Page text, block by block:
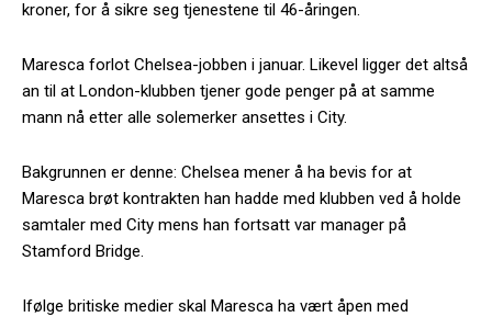
kroner, for å sikre seg tjenestene til 46-åringen.
Maresca forlot Chelsea-jobben i januar. Likevel ligger det altså
an til at London-klubben tjener gode penger på at samme
mann nå etter alle solemerker ansettes i City.
Bakgrunnen er denne: Chelsea mener å ha bevis for at
Maresca brøt kontrakten han hadde med klubben ved å holde
samtaler med City mens han fortsatt var manager på
Stamford Bridge.
Ifølge britiske medier skal Maresca ha vært åpen med